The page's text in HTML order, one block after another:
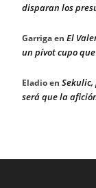
disparan los
Garrigaen El
un pívot cupo
Eladioen
será que la